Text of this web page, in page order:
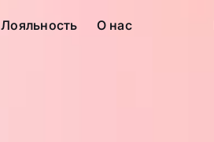
Лояльность О нас